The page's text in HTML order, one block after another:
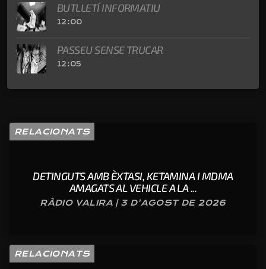
BUTLLETÍ INFORMATIU
12:00
PASSEU SENSE TRUCAR
12:05
RELACIONATS
DETINGUTS AMB ÈXTASI, KETAMINA I MDMA
AMAGATS AL VEHICLE A LA ...
RÀDIO VALIRA | 3 D'AGOST DE 2026
RELACIONATS